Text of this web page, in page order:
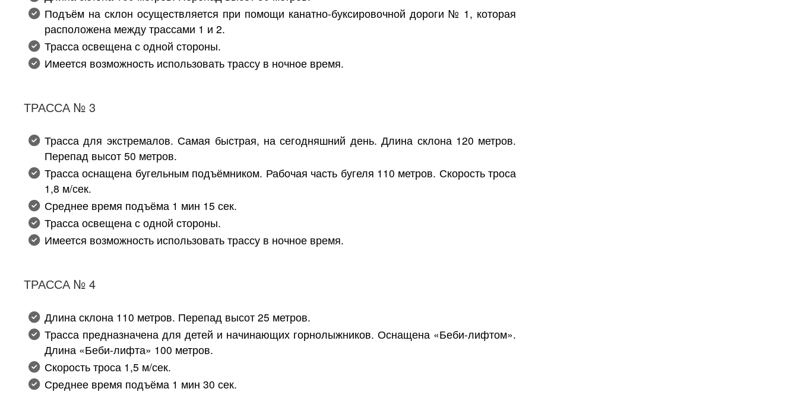
Подъём на склон осуществляется при помощи канатно-буксировочной дороги № 1, которая
расположена между трассами 1 и 2.
Трасса освещена с одной стороны.
Имеется возможность использовать трассу в ночное время.
ТРАССА № 3
Трасса для экстремалов. Самая быстрая, на сегодняшний день. Длина склона 120 метров.
Перепад высот 50 метров.
Трасса оснащена бугельным подъёмником. Рабочая часть бугеля 110 метров. Скорость троса
1,8 м/сек.
Среднее время подъёма 1 мин 15 сек.
Трасса освещена с одной стороны.
Имеется возможность использовать трассу в ночное время.
ТРАССА № 4
Длина склона 110 метров. Перепад высот 25 метров.
Трасса предназначена для детей и начинающих горнолыжников. Оснащена «Беби-лифтом».
Длина «Беби-лифта» 100 метров.
Скорость троса 1,5 м/сек.
Среднее время подъёма 1 мин 30 сек.